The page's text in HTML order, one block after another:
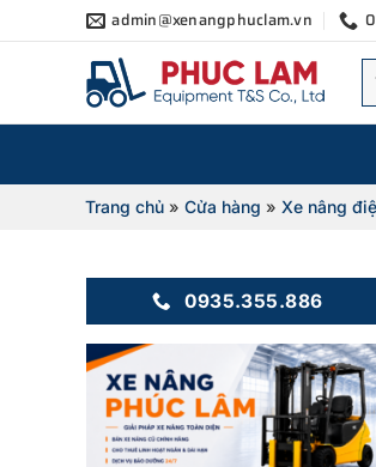
qua
admin@xenangphuclam.vn
Trang chủ» Cửa hàng » Xe nâng
0935.355.886